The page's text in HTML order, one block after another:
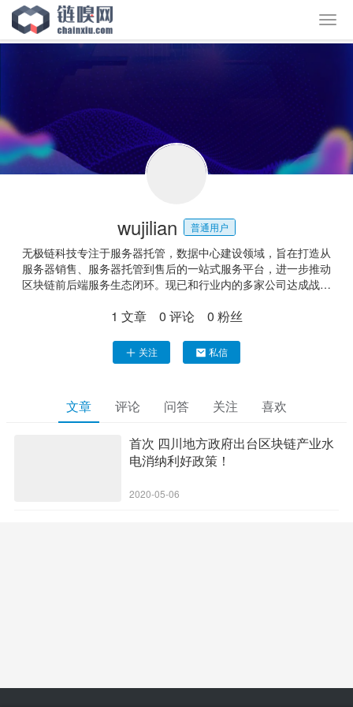
wujilian 普通用户
无极链科技专注于服务器托管，数据中心建设领域，旨在打造从
服务器销售、服务器托管到售后的一站式服务平台，进一步推动
区块链前后端服务生态闭环。现已和行业内的多家公司达成战略
1 文章 0 评论 0 粉丝
关注 私信
文章 评论 问答 关注 喜欢
首次 四川地方政府出台区块链产业水
电消纳利好政策！
2020-05-06